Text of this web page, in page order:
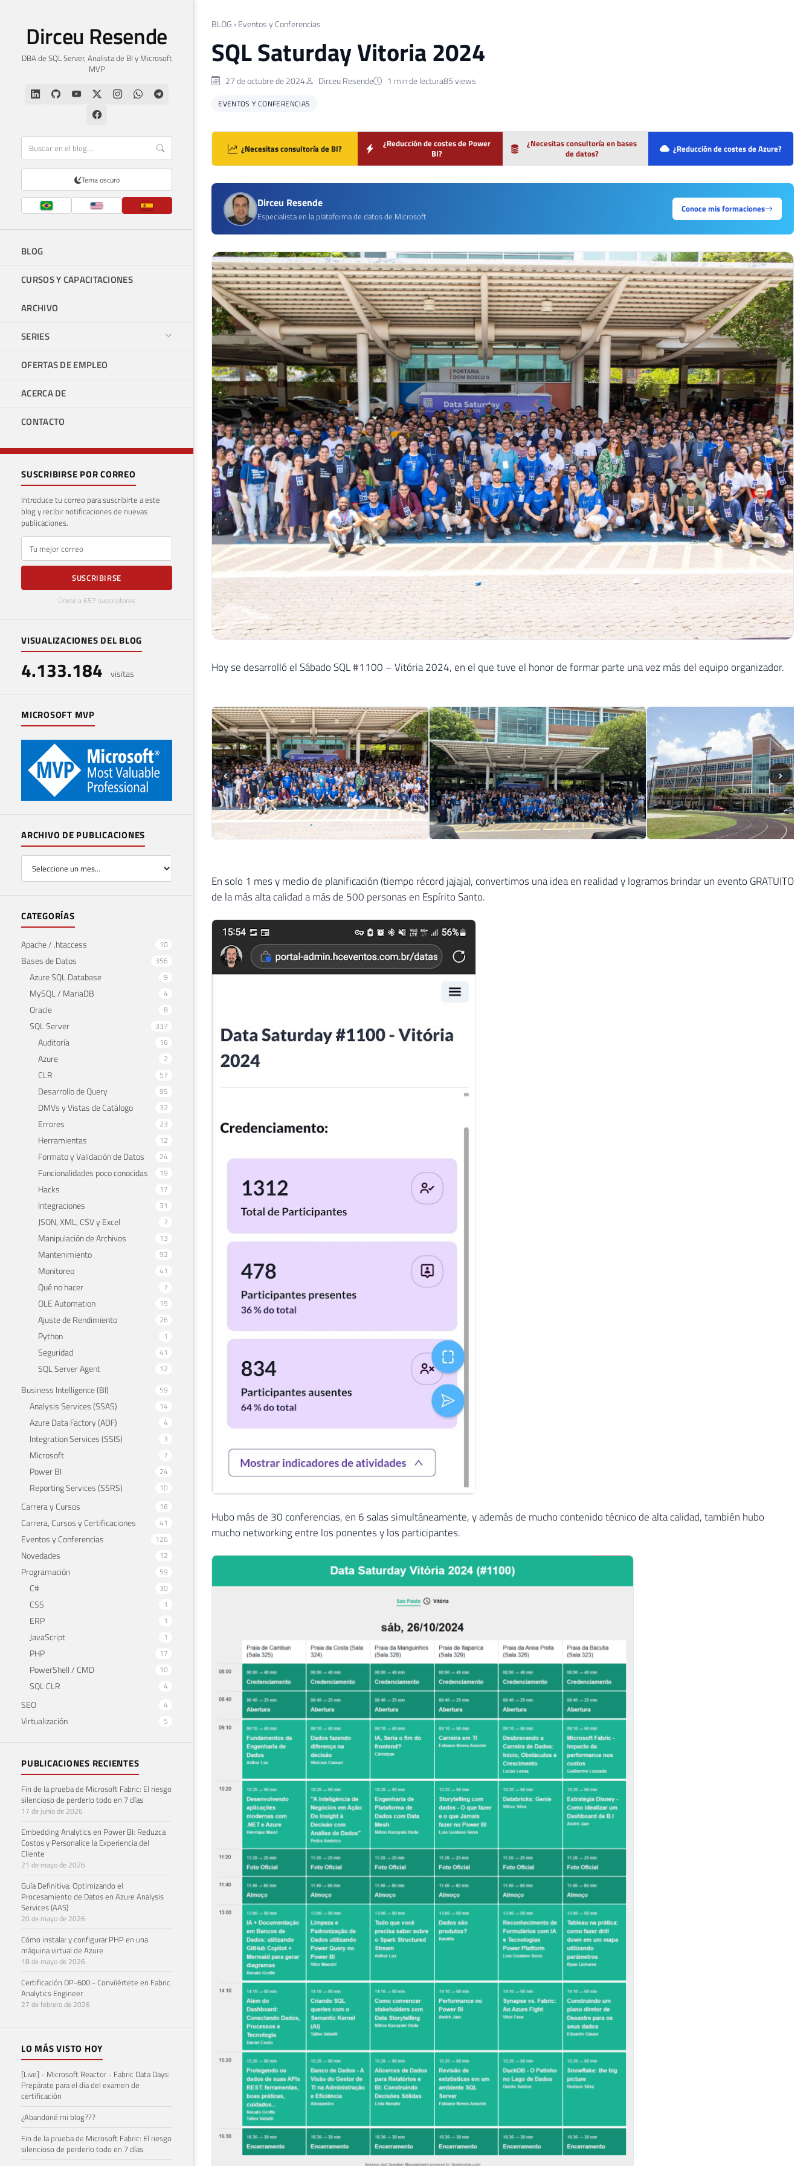
Dirceu Resende
DBA de SQL Server, Analista de BI y Microsoft
MVP
Tema oscuro
BLOG
CURSOS Y CAPACITACIONES
ARCHIVO
SERIES
OFERTAS DE EMPLEO
ACERCA DE
CONTACTO
SUSCRIBIRSE POR CORREO
Introduce tu correo para suscribirte a este
blog y recibir notificaciones de nuevas
publicaciones.
E-mail
SUSCRIBIRSE
Únete a 657 suscriptores
VISUALIZACIONES DEL BLOG
4.133.184 visitas
MICROSOFT MVP
ARCHIVO DE PUBLICACIONES
CATEGORÍAS
Apache / .htaccess 10
Bases de Datos 356
Azure SQL Database 9
MySQL / MariaDB 4
Oracle 8
SQL Server 337
Auditoría 16
Azure 2
CLR 57
Desarrollo de Query 95
DMVs y Vistas de Catálogo 32
Errores 23
Herramientas 12
Formato y Validación de Datos 24
Funcionalidades poco conocidas 19
Hacks 17
Integraciones 31
JSON, XML, CSV y Excel 7
Manipulación de Archivos 13
Mantenimiento 92
Monitoreo 41
Qué no hacer 7
OLE Automation 19
Ajuste de Rendimiento 26
Python 1
Seguridad 41
SQL Server Agent 12
Business Intelligence (BI) 59
Analysis Services (SSAS) 14
Azure Data Factory (ADF) 4
Integration Services (SSIS) 3
Microsoft 7
Power BI 24
Reporting Services (SSRS) 10
Carrera y Cursos 16
Carrera, Cursos y Certificaciones 41
Eventos y Conferencias 126
Novedades 12
Programación 59
C# 30
CSS 1
ERP 1
JavaScript 1
PHP 17
PowerShell / CMD 10
SQL CLR 4
SEO 4
Virtualización 5
PUBLICACIONES RECIENTES
Fin de la prueba de Microsoft Fabric: El riesgo
silencioso de perderlo todo en 7 días
17 de junio de 2026
Embedding Analytics en Power BI: Reduzca
Costos y Personalice la Experiencia del
Cliente
21 de mayo de 2026
Guía Definitiva: Optimizando el
Procesamiento de Datos en Azure Analysis
Services (AAS)
20 de mayo de 2026
Cómo instalar y configurar PHP en una
máquina virtual de Azure
18 de mayo de 2026
Certificación DP-600 - Convíiértete en Fabric
Analytics Engineer
27 de febrero de 2026
LO MÁS VISTO HOY
[Live] - Microsoft Reactor - Fabric Data Days:
Prepárate para el día del examen de
certificación
¿Abandoné mi blog???
Fin de la prueba de Microsoft Fabric: El riesgo
silencioso de perderlo todo en 7 días
BLOG › Eventos y Conferencias
SQL Saturday Vitoria 2024
27 de octubre de 2024 Dirceu Resende 1 min de lectura85 views
EVENTOS Y CONFERENCIAS
¿Necesitas consultoría de BI?
¿Reducción de costes de Power
BI?
¿Necesitas consultoría en bases
de datos?
¿Reducción de costes de Azure?
Dirceu Resende
Especialista en la plataforma de datos de Microsoft
Conoce mis formaciones
Hoy se desarrolló el Sábado SQL #1100 – Vitória 2024, en el que tuve el honor de formar parte una vez más del equipo organizador.
‹ ›
En solo 1 mes y medio de planificación (tiempo récord jajaja), convertimos una idea en realidad y logramos brindar un evento GRATUITO
de la más alta calidad a más de 500 personas en Espírito Santo.
Hubo más de 30 conferencias, en 6 salas simultáneamente, y además de mucho contenido técnico de alta calidad, también hubo
mucho networking entre los ponentes y los participantes.